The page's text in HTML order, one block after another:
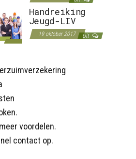
Handreiking
Jeugd-LIV
19 oktober 2017 Uit
voordelen.
contact op.